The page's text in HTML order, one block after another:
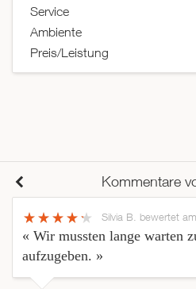
Service
Ambiente
Preis/Leistung
Kommentare
Silvia B. bewertet
« Wir mussten lange warten
aufzugeben. »